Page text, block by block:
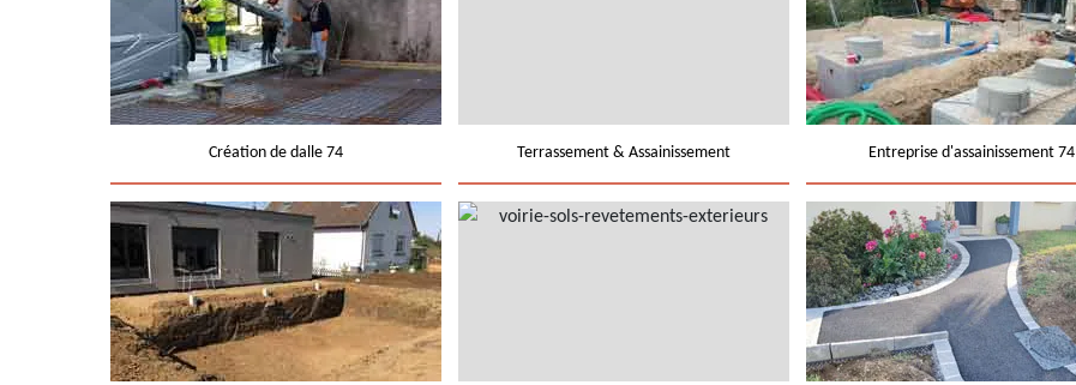
Création de dalle 74 Terrassement & Assainissement Entreprise d'assainissement 74